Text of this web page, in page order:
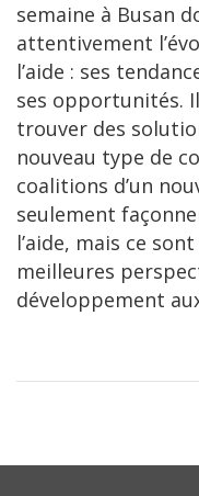
semaine à Busan
attentivement
l’aide : ses
ses opportunités.
trouver des
nouveau type de
coalitions d’un
seulement
l’aide, mais ce
meilleures
développement